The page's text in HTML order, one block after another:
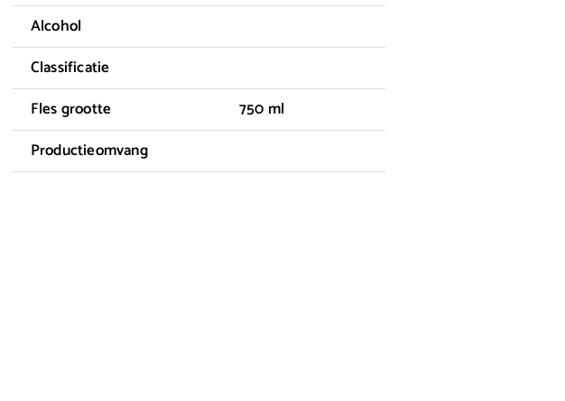
Alcohol
Classificatie
Fles grootte
750 ml
Productieomvang